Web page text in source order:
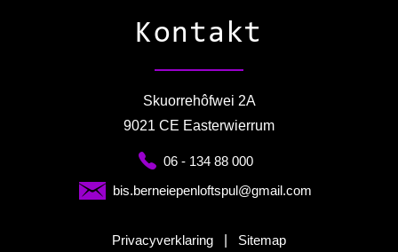
Kontakt
Skuorrehôfwei 2A
9021 CE Easterwierrum
06 - 134 88 000
bis.berneiepenloftspul@gmail.com
Privacyverklaring Sitemap